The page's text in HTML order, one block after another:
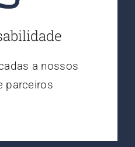
a nossos
parceiros